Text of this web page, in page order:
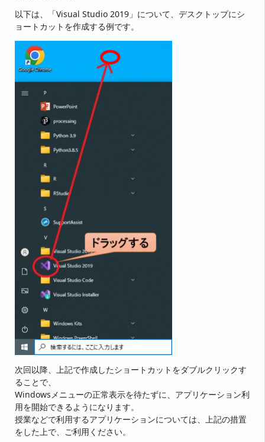
以下は、「Visual Studio 2019」について、デスクトップにシ
ョートカットを作成する例です。
次回以降、上記で作成したショートカットをダブルクリックす
ることで、
Windowsメニューの正常表示を待たずに、アプリケーション利
用を開始できるようになります。
授業などで利用するアプリケーションについては、上記の措置
をした上で、ご利用ください。